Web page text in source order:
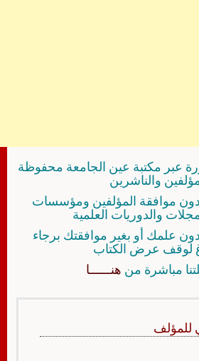
عبر مكتبة عين الجامعة محفوظة
والناشرين
دون موافقة المؤلفين ومؤسسات
والدوريات العلمية
علمك أو بغير موافقتك برجاء
لوقف عرض الكتاب
مباشرة من هنــــــا